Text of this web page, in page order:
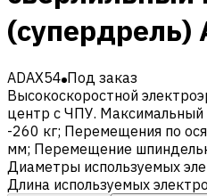
(супердрель)
ADAX54 Под заказ
Высокоскоростной
центр с ЧПУ. Максимальный
-260 кг; Перемещения по
мм; Перемещение
Диаметры используемых
Длина используемых